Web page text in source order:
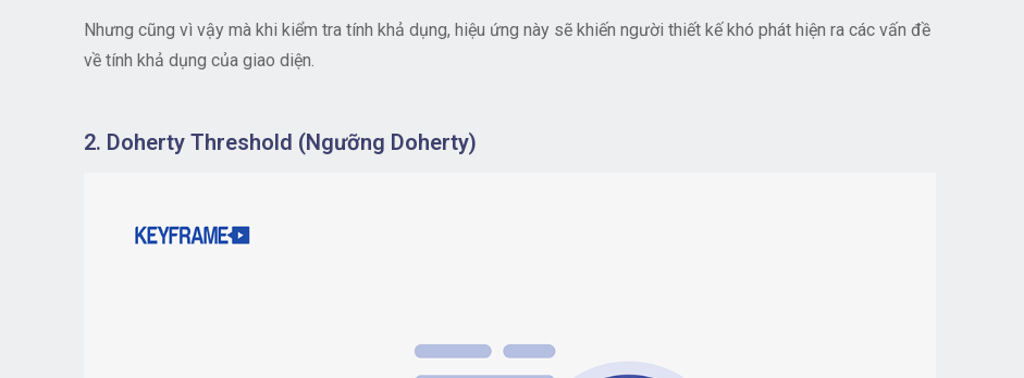
Nhưng cũng vì vậy mà khi kiểm tra tính khả dụng, hiệu ứng này sẽ khiến người thiết kế khó phát hiện ra các vấn đề
về tính khả dụng của giao diện.
2. Doherty Threshold (Ngưỡng Doherty)